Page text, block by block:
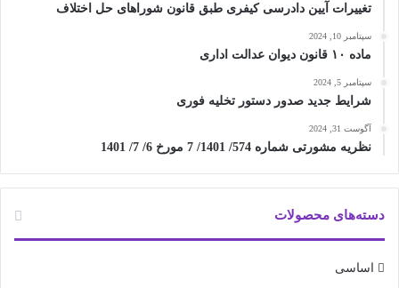
تغییرات آیین دادرسی کیفری طبق قانون شوراهای حل اختلاف
سپتامبر 10, 2024
ماده ۱۰ قانون دیوان عدالت اداری
سپتامبر 5, 2024
شرایط جدید صدور دستور تخلیه فوری
آگوست 31, 2024
نظریه مشورتی شماره 574/ 1401/ 7 مورخ 6/ 7/ 1401
دسته‌های محصولات
اساسی